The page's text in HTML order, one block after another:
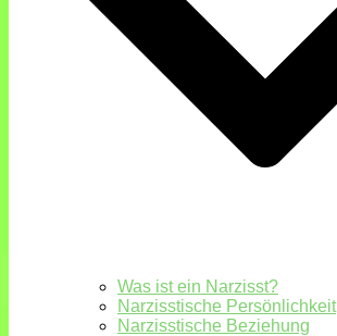
Was ist ein Narzisst?
Narzisstische Persönlichkeit
Narzisstische Beziehung